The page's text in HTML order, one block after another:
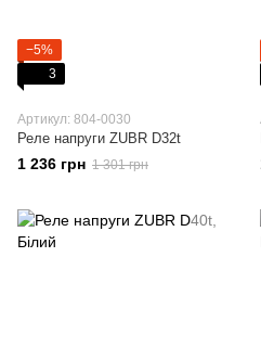
−5%
3
Артикул: 804-0030
Реле напруги ZUBR D32t
1 236 грн 1 301 грн